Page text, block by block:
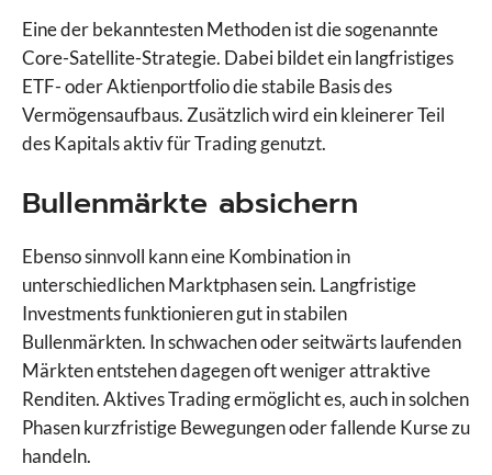
Eine der bekanntesten Methoden ist die sogenannte
Core-Satellite-Strategie. Dabei bildet ein langfristiges
ETF- oder Aktienportfolio die stabile Basis des
Vermögensaufbaus. Zusätzlich wird ein kleinerer Teil
des Kapitals aktiv für Trading genutzt.
Bullenmärkte absichern
Ebenso sinnvoll kann eine Kombination in
unterschiedlichen Marktphasen sein. Langfristige
Investments funktionieren gut in stabilen
Bullenmärkten. In schwachen oder seitwärts laufenden
Märkten entstehen dagegen oft weniger attraktive
Renditen. Aktives Trading ermöglicht es, auch in solchen
Phasen kurzfristige Bewegungen oder fallende Kurse zu
handeln.